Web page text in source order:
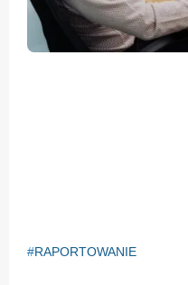
RAPORTOWANIE